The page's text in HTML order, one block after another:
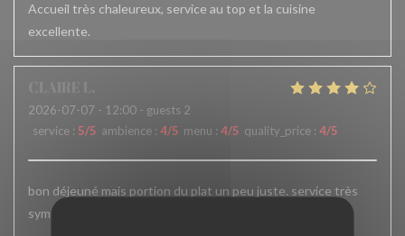
Accueil très chaleureux, service au top et la cuisine
excellente.
2026-07-07 - 12:00 - guests 2
service : 5/5 ambience : 4/5 menu : 4/5 quality_price : 4/5
bon déjeuné mais portion du plat un peu juste. service très
sympa.